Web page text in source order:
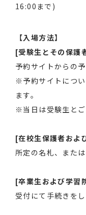
16:00まで)
【入場方法】
[受験生とその保護
予約サイトからの
※予約サイトにつ
ます。
※当日は受験生とご
[在校生保護者およ
所定の名札、また
[卒業生および学習
受付にて手続きをし